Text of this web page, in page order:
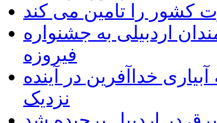
به۵۰ اثر هنرمندان اردبیلی به جشنواره
فیروزه
خداآفرین در آینده
نزدیک